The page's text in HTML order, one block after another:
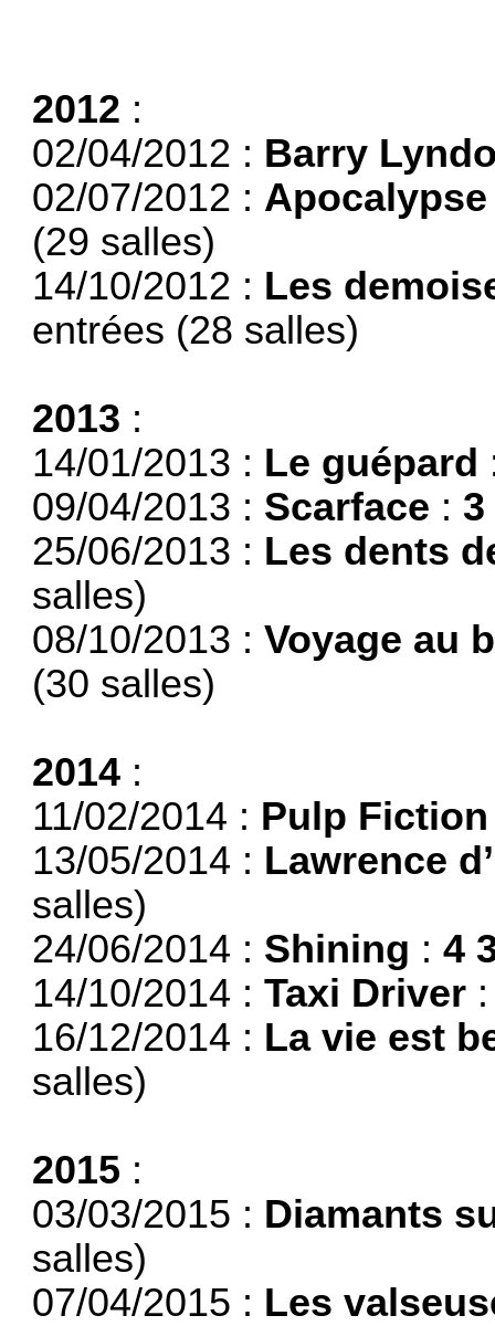
2012 :
02/04/2012 : Barry
02/07/2012 :
(29 salles)
14/10/2012 : Les
entrées (28 salles)
2013 :
14/01/2013 : Le guépard
09/04/2013 : Scarface : 3
25/06/2013 : Les dents
salles)
08/10/2013 :Voyage au
(30 salles)
2014 :
11/02/2014 : Pulp Fiction
13/05/2014 : Lawrence
salles)
24/06/2014 : Shining :4
14/10/2014 :Taxi Driver
16/12/2014 : La vie est
salles)
2015 :
03/03/2015 : Diamants
salles)
07/04/2015 : Les